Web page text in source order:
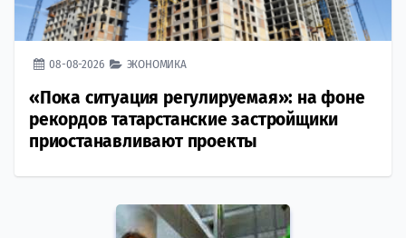
08-08-2026 ЭКОНОМИКА
«Пока ситуация регулируемая»: на фоне
рекордов татарстанские застройщики
приостанавливают проекты